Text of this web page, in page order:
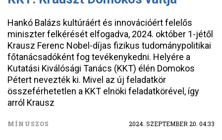
Hankó Balázs kultúráért és innovációért felelős
miniszter felkérését elfogadva, 2024. október 1-jétől
Krausz Ferenc Nobel-díjas fizikus tudománypolitikai
főtanácsadóként fog tevékenykedni. Helyére a
Kutatási Kiválósági Tanács (KKT) élén Domokos
Pétert nevezték ki. Mivel az új feladatkör
összeférhetetlen a KKT elnöki feladatkörével, így
arról Krausz
MÍNUSZOS 2024. SZEPTEMBER 20. 04:33